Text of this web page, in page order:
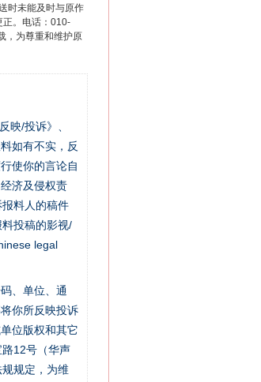
时未能及时与原作
正。电话：010-
，为尊重和维护原
映/投诉》、
如有不实，反
使你的言论自
济及侵权责
料人的稿件
投稿的影视/
legal
、单位、通
你所反映投诉
位版权和其它
12号（华声
规定，为维